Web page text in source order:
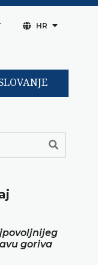
HR
goriva